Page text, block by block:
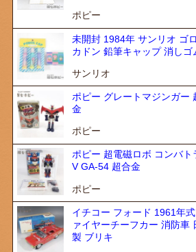
ポピー
未開封 1984年 サンリオ ゴ
カドン 鉛筆キャップ 消しゴ
サンリオ
ポピー グレートマジンガー
金
ポピー
ポピー 超電磁ロボ コンバト
V GA-54 超合金
ポピー
イチコー フォード 1961年
ァイヤーチーフカー 消防車
製 ブリキ